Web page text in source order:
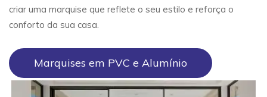
criar uma marquise que reflete o seu estilo e reforça o
conforto da sua casa.
Marquises em PVC e Alumínio